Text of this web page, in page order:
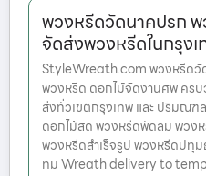
พวงหรีดวัดนาคปรก
จัดส่งพวงหรีดในกรุง
StyleWreath.com พวงหรีดวั
พวงหรีด ดอกไม้จัดงานศพ คร
ส่งทั่วเขตกรุงเทพ และ ปริมณฑ
ดอกไม้สด พวงหรีดพัดลม พวง
พวงหรีดสำเร็จรูป พวงหรีดปทุ
ทม Wreath delivery to